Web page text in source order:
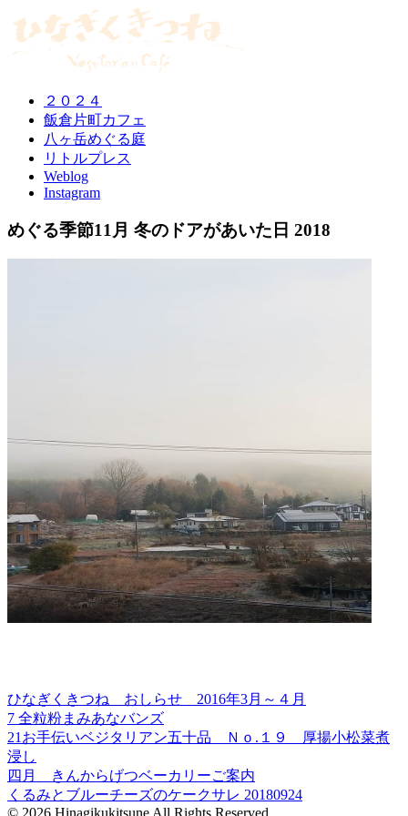
２０２４
飯倉片町カフェ
八ヶ岳めぐる庭
リトルプレス
Weblog
Instagram
めぐる季節11月 冬のドアがあいた日 2018
ひなぎくきつね おしらせ 2016年3月～４月
7 全粒粉まみあなバンズ
21お手伝いベジタリアン五十品 Ｎｏ.１９ 厚揚小松菜煮
浸し
四月 きんからげつベーカリーご案内
くるみとブルーチーズのケークサレ 20180924